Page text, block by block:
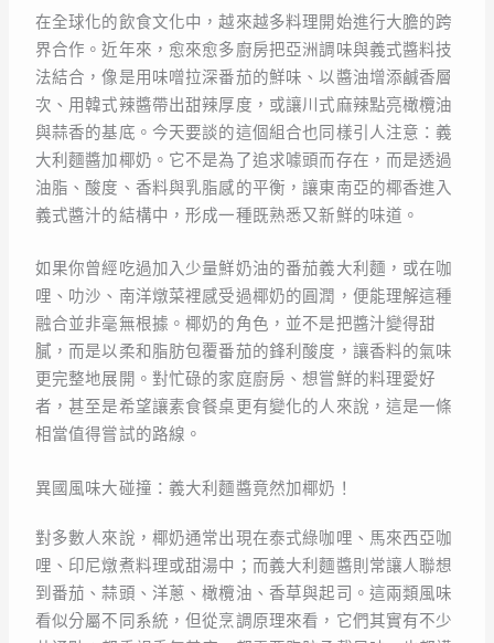
在全球化的飲食文化中，越來越多料理開始進行大膽的跨
界合作。近年來，愈來愈多廚房把亞洲調味與義式醬料技
法結合，像是用味噌拉深番茄的鮮味、以醬油增添鹹香層
次、用韓式辣醬帶出甜辣厚度，或讓川式麻辣點亮橄欖油
與蒜香的基底。今天要談的這個組合也同樣引人注意：義
大利麵醬加椰奶。它不是為了追求噱頭而存在，而是透過
油脂、酸度、香料與乳脂感的平衡，讓東南亞的椰香進入
義式醬汁的結構中，形成一種既熟悉又新鮮的味道。
如果你曾經吃過加入少量鮮奶油的番茄義大利麵，或在咖
哩、叻沙、南洋燉菜裡感受過椰奶的圓潤，便能理解這種
融合並非毫無根據。椰奶的角色，並不是把醬汁變得甜
膩，而是以柔和脂肪包覆番茄的鋒利酸度，讓香料的氣味
更完整地展開。對忙碌的家庭廚房、想嘗鮮的料理愛好
者，甚至是希望讓素食餐桌更有變化的人來說，這是一條
相當值得嘗試的路線。
異國風味大碰撞：義大利麵醬竟然加椰奶！
對多數人來說，椰奶通常出現在泰式綠咖哩、馬來西亞咖
哩、印尼燉煮料理或甜湯中；而義大利麵醬則常讓人聯想
到番茄、蒜頭、洋蔥、橄欖油、香草與起司。這兩類風味
看似分屬不同系統，但從烹調原理來看，它們其實有不少